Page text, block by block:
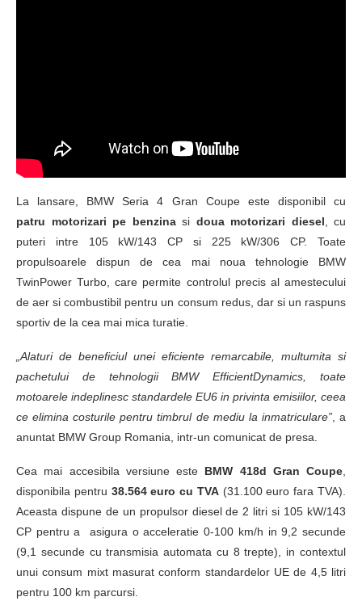
La lansare, BMW Seria 4 Gran Coupe este disponibil cu
patru motorizari pe benzinasi doua motorizari diesel , cu
puteri intre 105 kW/143 CP si 225 kW/306 CP. Toate
propulsoarele dispun de cea mai noua tehnologie BMW
TwinPower Turbo, care permite controlul precis al amestecului
de aer si combustibil pentru un consum redus, dar si un raspuns
sportiv de la cea mai mica turatie.
„Alaturi de beneficiul unei eficiente remarcabile, multumita si
pachetului de tehnologii BMW EfficientDynamics, toate
motoarele indeplinesc standardele EU6 in privinta emisiilor, ceea
ce elimina costurile pentru timbrul de mediu la inmatriculare”, a
anuntat BMW Group Romania, intr-un comunicat de presa.
Cea mai accesibila versiune este BMW 418d Gran Coupe
disponibila pentru 38.564 euro cu TVA(31.100 euro fara TVA).
Aceasta dispune de un propulsor diesel de 2 litri si 105 kW/143
CP pentru a asigura o acceleratie 0-100 km/h in 9,2 secunde
(9,1 secunde cu transmisia automata cu 8 trepte), in contextul
unui consum mixt masurat conform standardelor UE de 4,5 litri
pentru 100 km parcursi.